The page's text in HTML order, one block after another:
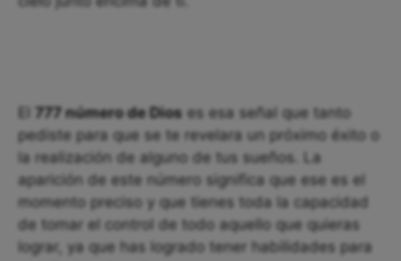
777 número de Dios es esa señal que tanto
pediste para que se te revelara un próximo éxito o
la realización de alguno de tus sueños. La
aparición de este número significa que ese es el
momento preciso y que tienes toda la capacidad
de tomar el control de todo aquello que quieras
lograr, ya que has logrado tener habilidades para